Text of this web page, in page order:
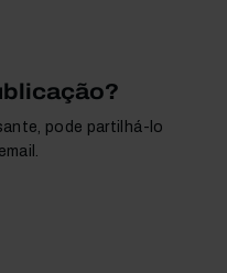
pode partilhá-lo